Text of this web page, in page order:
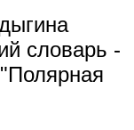
словарь -